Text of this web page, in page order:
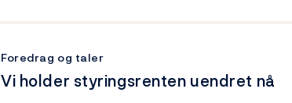
Vi holder styringsrenten uendret nå
Foredrag og taler